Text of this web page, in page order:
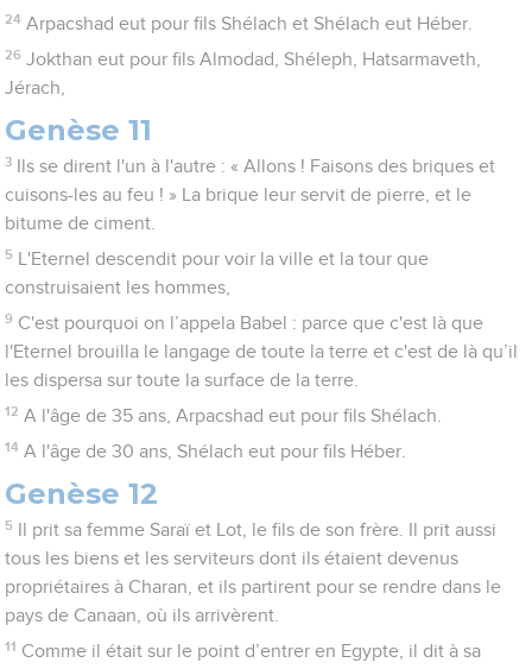
24 Arpacshad eut pour fils Shélach et Shélach eut Héber.
26 Jokthan eut pour fils Almodad, Shéleph, Hatsarmaveth,
Jérach,
Genèse 11
3
Ils se dirent l'un à l'autre : « Allons ! Faisons des briques et
cuisons-les au feu ! » La brique leur servit de pierre, et le
bitume de ciment.
5
L'Eternel descendit pour voir la ville et la tour que
construisaient les hommes,
9 C'est pourquoi on l’appela Babel : parce que c'est là que
l'Eternel brouilla le langage de toute la terre et c'est de là qu’il
les dispersa sur toute la surface de la terre.
12 A l'âge de 35 ans, Arpacshad eut pour fils Shélach.
14 A l'âge de 30 ans, Shélach eut pour fils Héber.
Genèse 12
5
Il prit sa femme Saraï et Lot, le fils de son frère. Il prit aussi
tous les biens et les serviteurs dont ils étaient devenus
propriétaires à Charan, et ils partirent pour se rendre dans le
pays de Canaan, où ils arrivèrent.
11 Comme il était sur le point d’entrer en Egypte, il dit à sa